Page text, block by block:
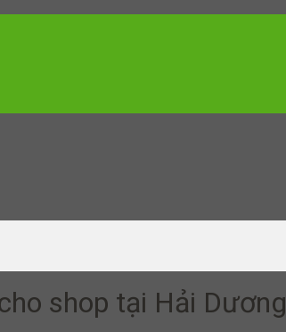
shop tại Hải Dương